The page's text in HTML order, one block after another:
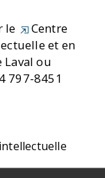
le
Centre
et en
ou
797-8451